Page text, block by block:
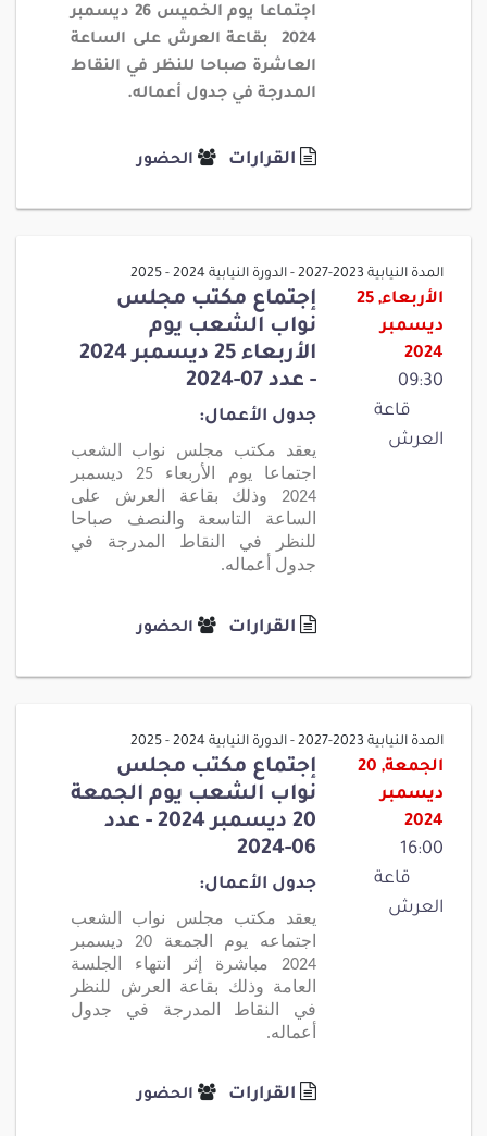
اجتماعا يوم
الخميس 26 ديسمبر
2024 بقاعة العرش على الساعة
العاشرة صباحا للنظر في النقاط
المدرجة في جدول أعماله.
القرارات الحضور
المدة النيابية 2023-2027 - الدورة النيابية 2024 - 2025
الأربعاء, 25
ديسمبر
2024
09:30
قاعة
العرش
إجتماع مكتب مجلس
نواب الشعب يوم
الأربعاء 25 ديسمبر 2024
- عدد 07-2024
جدول الأعمال:
يعقد مكتب مجلس نواب الشعب
اجتماعا يوم
الأربعاء 25 ديسمبر
2024 وذلك بقاعة العرش على
الساعة التاسعة والنصف صباحا
للنظر في النقاط المدرجة في
جدول أعماله.
القرارات الحضور
المدة النيابية 2023-2027 - الدورة النيابية 2024 - 2025
الجمعة, 20
ديسمبر
2024
16:00
قاعة
العرش
إجتماع مكتب مجلس
نواب الشعب يوم الجمعة
20 ديسمبر 2024 - عدد
06-2024
جدول الأعمال:
يعقد مكتب مجلس نواب الشعب
اجتماعه يوم الجمعة 20 ديسمبر
2024 مباشرة إثر انتهاء الجلسة
العامة وذلك بقاعة العرش للنظر
في النقاط المدرجة في جدول
أعماله.
القرارات الحضور